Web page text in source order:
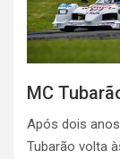
MC
Após dois
Tubarão volta